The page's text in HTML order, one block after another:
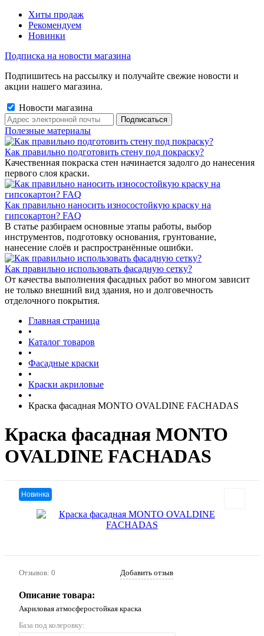
Хиты продаж
Рекомендуем
Новинки
Подписка на новости магазина
Подпишитесь на рассылку и получайте свежие новости и
акции нашего магазина.
Новости магазина
Полезные материалы
Как правильно подготовить стену под покраску?
Качественная покраска стен начинается задолго до нанесения
первого слоя краски.
Как правильно наносить износостойкую краску на
гипсокартон? FAQ
В статье разбираем основные этапы работы, выбор
инструментов, подготовку основания, грунтование,
нанесение слоёв и распространённые ошибки.
Как правильно использовать фасадную сетку?
От качества выполнения фасадных работ во многом зависит
не только внешний вид здания, но и долговечность
отделочного покрытия.
Главная страница
•
Каталог товаров
•
Фасадные краски
•
Краски акриловые
•
Краска фасадная MONTO OVALDINE FACHADAS
Краска фасадная MONTO
OVALDINE FACHADAS
Новинка
Отзывов: 0 Добавить отзыв
Описание товара:
Акриловая атмосферостойкая краска
База под колеровку: